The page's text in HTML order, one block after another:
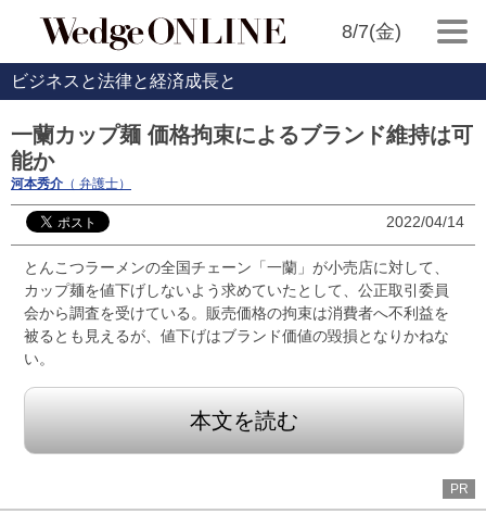
8/7(金)
ビジネスと法律と経済成長と
一蘭カップ麺 価格拘束によるブランド維持は可
能か
河本秀介 （ 弁護士）
2022/04/14
とんこつラーメンの全国チェーン「一蘭」が小売店に対して、
カップ麺を値下げしないよう求めていたとして、公正取引委員
会から調査を受けている。販売価格の拘束は消費者へ不利益を
被るとも見えるが、値下げはブランド価値の毀損となりかねな
い。
本文を読む
PR